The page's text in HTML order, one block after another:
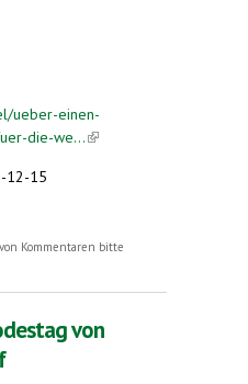
ueber-einen-
die-we...(link is
12-15
der sich für die
Kommentaren bitte
von